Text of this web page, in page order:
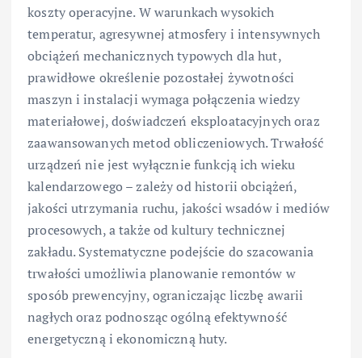
koszty operacyjne. W warunkach wysokich
temperatur, agresywnej atmosfery i intensywnych
obciążeń mechanicznych typowych dla hut,
prawidłowe określenie pozostałej żywotności
maszyn i instalacji wymaga połączenia wiedzy
materiałowej, doświadczeń eksploatacyjnych oraz
zaawansowanych metod obliczeniowych. Trwałość
urządzeń nie jest wyłącznie funkcją ich wieku
kalendarzowego – zależy od historii obciążeń,
jakości utrzymania ruchu, jakości wsadów i mediów
procesowych, a także od kultury technicznej
zakładu. Systematyczne podejście do szacowania
trwałości umożliwia planowanie remontów w
sposób prewencyjny, ograniczając liczbę awarii
nagłych oraz podnosząc ogólną efektywność
energetyczną i ekonomiczną huty.